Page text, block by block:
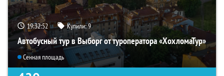
19:32:50 Купили:9
Автобусный тур в Выборг от туроператора «ХохломаТур»
Сенная площадь